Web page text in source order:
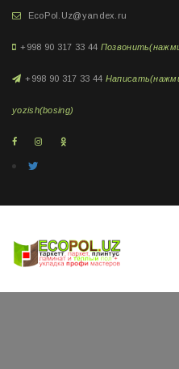
EcoPol.Uz@yandex.ru
+998 90 317 33 44
+998 90 317 33 44
yozish(bosing)